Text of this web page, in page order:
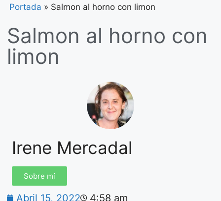
Portada » Salmon al horno con limon
Salmon al horno con
limon
Irene Mercadal
Sobre mí
Abril 15, 2022 4:58 am